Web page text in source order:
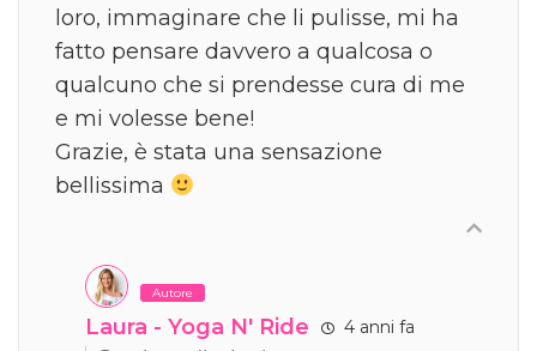
loro, immaginare che li pulisse, mi ha
fatto pensare davvero a qualcosa o
qualcuno che si prendesse cura di me
e mi volesse bene!
Grazie, è stata una sensazione
bellissima
Autore
Laura - Yoga N' Ride
4 anni fa